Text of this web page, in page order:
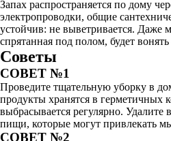
Запах распространяется по дому
электропроводки, общие
устойчив: не выветривается. Даже
спрятанная под полом, будет
Советы
СОВЕТ №1
Проведите тщательную уборку в
продукты хранятся в герметичных
выбрасывается регулярно.
пищи, которые могут привлекать
СОВЕТ №2